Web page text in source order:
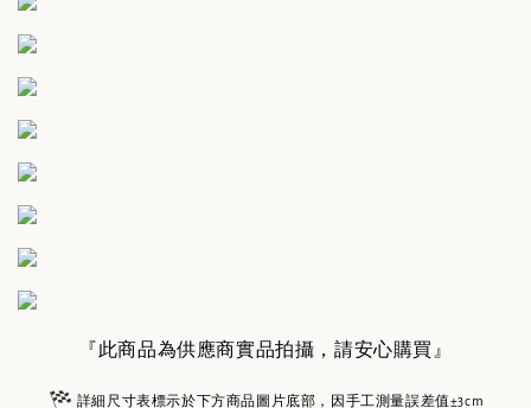
『此商品為供應商實品拍攝，請安心購買』
詳細尺寸表標示於下方商品圖片底部，因手工測量誤差值±3cm